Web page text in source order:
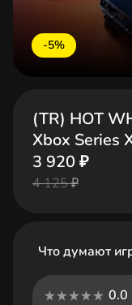
-5%
(TR) HOT
Xbox Series
3 920 ₽
4 125 ₽
Что думают
0.0